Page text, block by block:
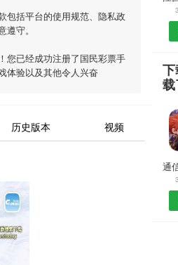
包括平台的使用规范、隐私政
守。
您已经成功注册了国民彩票手
体验以及其他令人兴奋
历史版本 视频
下
载